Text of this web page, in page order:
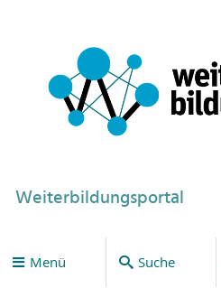
Weiterbildungsportal
Menü Suche